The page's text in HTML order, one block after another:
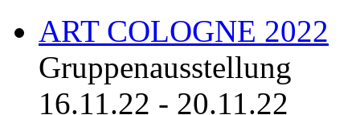
ART COLOGNE 2022
Gruppenausstellung
16.11.22 - 20.11.22